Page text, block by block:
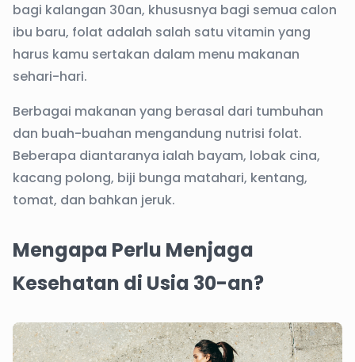
bagi kalangan 30an, khususnya bagi semua calon
ibu baru, folat adalah salah satu vitamin yang
harus kamu sertakan dalam menu makanan
sehari-hari.
Berbagai makanan yang berasal dari tumbuhan
dan buah-buahan mengandung nutrisi folat.
Beberapa diantaranya ialah bayam, lobak cina,
kacang polong, biji bunga matahari, kentang,
tomat, dan bahkan jeruk.
Mengapa Perlu Menjaga
Kesehatan di Usia 30-an?